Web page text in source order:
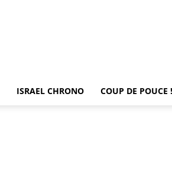
ISRAEL CHRONO COUP DE POUCE !